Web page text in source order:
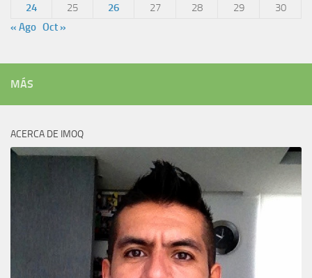
24
25 26 27 28 29
30
« Ago Oct »
MÁS
ACERCA DE IMOQ